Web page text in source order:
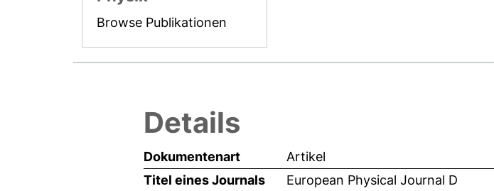
Browse Publikationen
Details
Dokumentenart
Artikel
Titel eines Journals
European Physical Journal D